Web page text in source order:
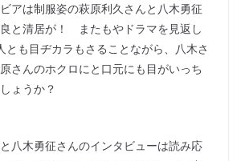
アは制服姿の萩原利久さんと八木勇征
と清居が！ またもやドラマを見返し
とも目ヂカラもさることながら、八木さ
さんのホクロにと口元にも目がいっち
ょうか？
八木勇征さんのインタビューは読み応